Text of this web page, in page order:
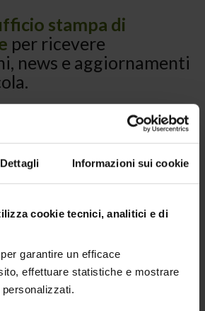
Dettagli Informazioni sui cookie
cookie tecnici, analitici e di
garantire un efficace
effettuare statistiche e mostrare
stampa di
per ricevere
news e aggiornamenti
Stampa:
Carlo Alberto Delaini
Mpressoffice@veronafiere.it